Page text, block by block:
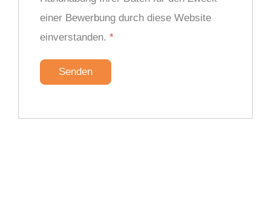
einer Bewerbung durch diese Website
einverstanden. *